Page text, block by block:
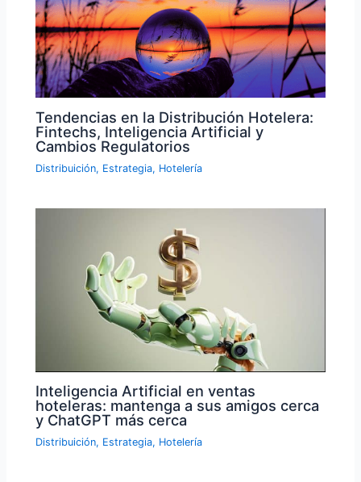
Tendencias en la Distribución Hotelera:
Fintechs, Inteligencia Artificial y
Cambios Regulatorios
Distribuición, Estrategia, Hotelería
Inteligencia Artificial en ventas
hoteleras: mantenga a sus amigos cerca
y ChatGPT más cerca
Distribuición, Estrategia, Hotelería